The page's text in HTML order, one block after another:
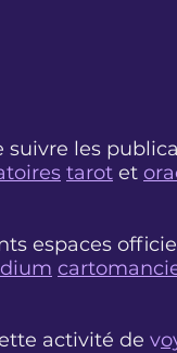
les
tarot et
espaces
activité de v